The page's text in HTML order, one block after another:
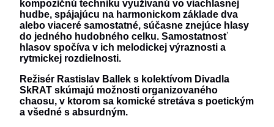
kompozičnú techniku využívanú vo viachlasnej
hudbe, spájajúcu na harmonickom základe dva
alebo viaceré samostatné, súčasne znejúce hlasy
do jedného hudobného celku. Samostatnosť
hlasov spočíva v ich melodickej výraznosti a
rytmickej rozdielnosti.
Režisér Rastislav Ballek s kolektívom Divadla
SkRAT skúmajú možnosti organizovaného
chaosu, v ktorom sa komické stretáva s poetickým
a všedné s absurdným.